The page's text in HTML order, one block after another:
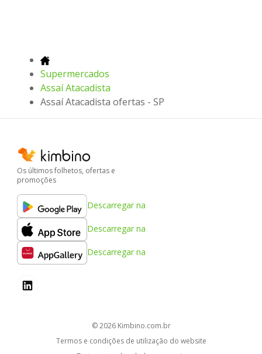
Supermercados
Assaí Atacadista
Assaí Atacadista ofertas - SP
Os últimos folhetos, ofertas e
promoções
Descarregar na
Descarregar na
Descarregar na
© 2026 kimbino.com.br
Termos e condições de utilização do website